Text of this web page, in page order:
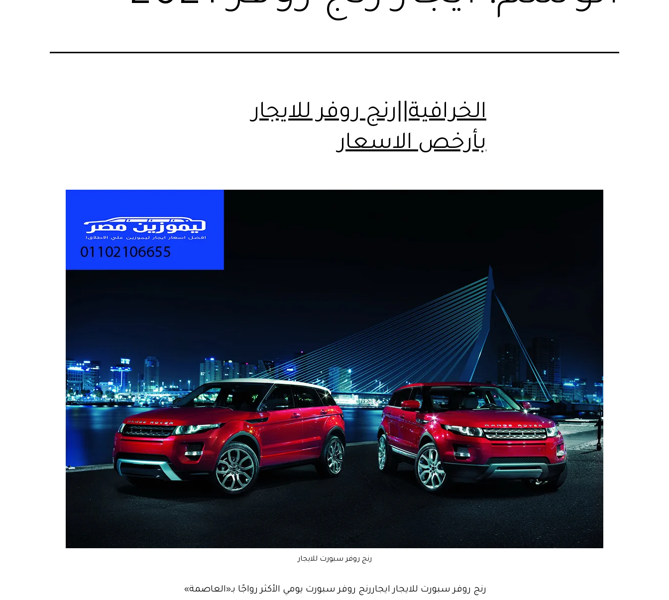
الخرافية||رنج روفر للايجار
بأرخص الاسعار
رنج روفر سبورت للايجار
رنج روفر سبورت للايجار ايجاررنج روفر سبورت يومي الأكثر رواجًا بـ«العاصمة»